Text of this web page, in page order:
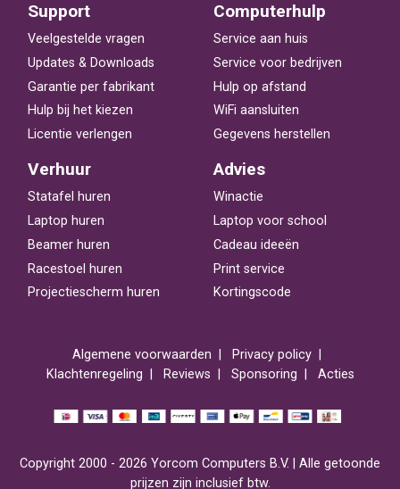
Support
Veelgestelde vragen
Updates & Downloads
Garantie per fabrikant
Hulp bij het kiezen
Licentie verlengen
Computerhulp
Service aan huis
Service voor bedrijven
Hulp op afstand
WiFi aansluiten
Gegevens herstellen
Verhuur
Statafel huren
Laptop huren
Beamer huren
Racestoel huren
Projectiescherm huren
Advies
Winactie
Laptop voor school
Cadeau ideeën
Print service
Kortingscode
Algemene voorwaarden
Privacy policy
Klachtenregeling
Reviews Sponsoring Acties
Copyright 2000 - 2026 Yorcom Computers B.V. | Alle getoonde
prijzen zijn inclusief btw.